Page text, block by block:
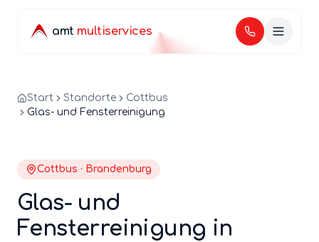
amt multiservices
Start Standorte
Cottbus
Glas- und Fensterreinigung
Cottbus · Brandenburg
Glas- und
Fensterreinigung in